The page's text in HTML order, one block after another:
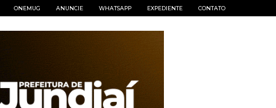
ONEMUG ANUNCIE WHATSAPP EXPEDIENTE CONTATO